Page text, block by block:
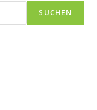
SUCHEN